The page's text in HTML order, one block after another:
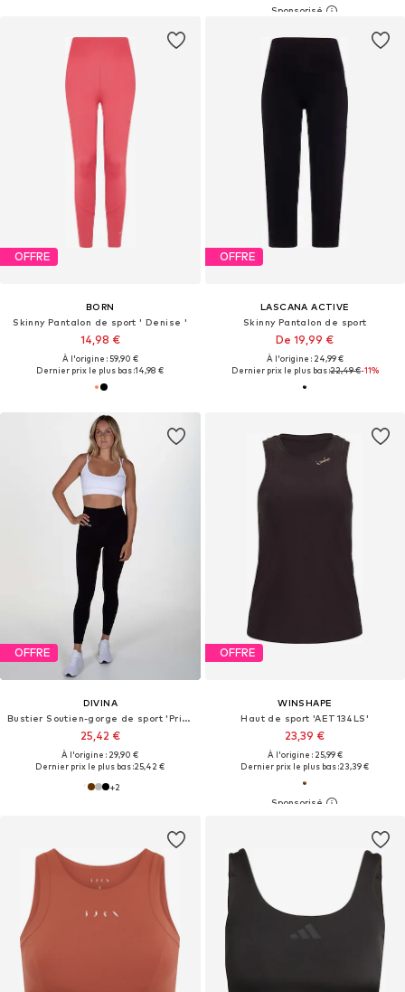
OFFRE
BORN
Skinny Pantalon de sport ' Denise '
14,98 €
À l'origine : 59,90 €
Dernier prix le plus bas :14,98 €
OFFRE
LASCANA ACTIVE
Skinny Pantalon de sport
De 19,99 €
À l'origine : 24,99 €
Dernier prix le plus bas :22,49 €-11%
OFFRE
DIVINA
Bustier Soutien-gorge de sport 'Prime'
25,42 €
À l'origine : 29,90 €
Dernier prix le plus bas :25,42 €
+2
OFFRE
WINSHAPE
Haut de sport 'AET134LS'
23,39 €
À l'origine : 25,99 €
Dernier prix le plus bas :23,39 €